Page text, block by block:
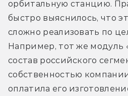
орбитальную станцию.
быстро выяснилось, что
сложно реализовать по
Например, тот же модуль
состав российского
собственностью
оплатила его